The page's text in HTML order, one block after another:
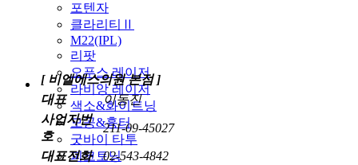
포텐자
클라리티Ⅱ
M22(IPL)
리팟
오푸스 레이저
라비앙 레이저
색소&화이트닝
모공&흉터
굿바이 타투
피코토닝
[ 비엘에스의원 본점 ]
대표
이동진
사업자번
호
211-09-45027
대표전화 02-543-4842